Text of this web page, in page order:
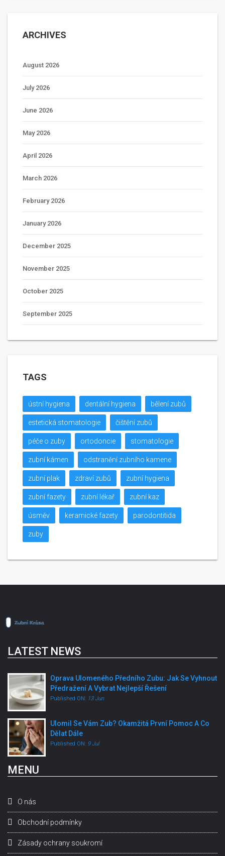
ARCHIVES
August 2026
July 2026
June 2026
May 2026
April 2026
March 2026
February 2026
January 2026
December 2025
November 2025
October 2025
September 2025
TAGS
ústní hygiena dentální hygiena bělení zubů
estetická stomatologie čištění zubů
péče o zuby ortodoncie stomatologie
zubní kámen odstranění zubního kamene
zubní plak zdraví zubů zubní hygiena
zubní fazety zubní lékař zubní kaz
úsměv keramické fazety parodontitida
zuby
LATEST NEWS
Oprava Ulomeného Předního Zubu: Jak Se Vyhnout
Předražení A Vybrat Nejlepší Řešení
Published ON: 13 Jun
Ulomil Se Vám Zub? Okamžitá První Pomoc A Co
Dělat Dále
Published ON: 9 Jul
MENU
O nás
Obchodní podmínky
Zásady ochrany soukromí